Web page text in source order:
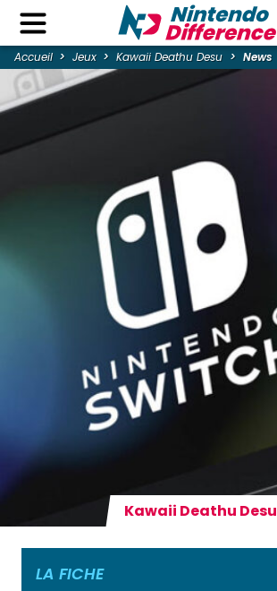
Accueil Jeux Kawaii Deathu Desu News
Kawaii Deathu Desu
LA FICHE